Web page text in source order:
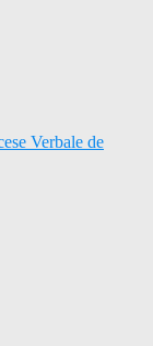
Verbale de